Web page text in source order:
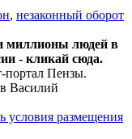
, незаконный оборот
миллионы людей в
- кликай сюда.
портал Пензы.
Василий
условия размещения